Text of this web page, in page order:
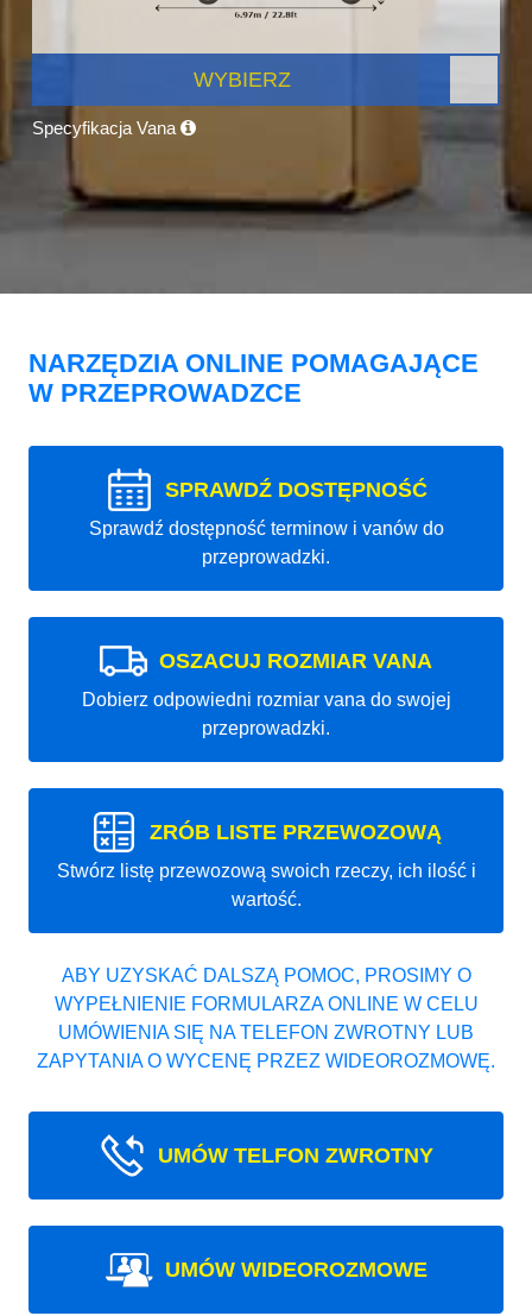
WYBIERZ
Specyfikacja Vana
NARZĘDZIA ONLINE POMAGAJĄCE
W PRZEPROWADZCE
SPRAWDŹ DOSTĘPNOŚĆ
Sprawdź dostępność terminow i vanów do
przeprowadzki.
OSZACUJ ROZMIAR VANA
Dobierz odpowiedni rozmiar vana do swojej
przeprowadzki.
ZRÓB LISTE PRZEWOZOWĄ
Stwórz listę przewozową swoich rzeczy, ich ilość i
wartość.
ABY UZYSKAĆ DALSZĄ POMOC, PROSIMY O
WYPEŁNIENIE FORMULARZA ONLINE W CELU
UMÓWIENIA SIĘ NA TELEFON ZWROTNY LUB
ZAPYTANIA O WYCENĘ PRZEZ WIDEOROZMOWĘ.
UMÓW TELFON ZWROTNY
UMÓW WIDEOROZMOWE